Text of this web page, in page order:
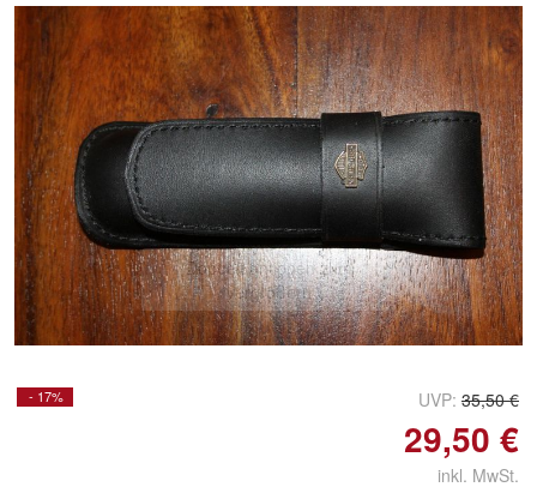
Doppelt antippen zum
vergrößern
- 17% UVP: 35,50 €
29,50 €
inkl. MwSt.